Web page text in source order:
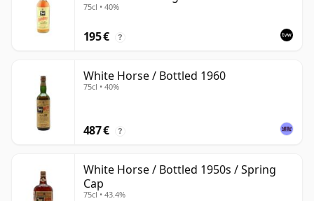
75cl • 40%
195 € ?
White Horse / Bottled 1960
75cl • 40%
487 € ?
White Horse / Bottled 1950s / Spring
Cap
75cl • 43.4%